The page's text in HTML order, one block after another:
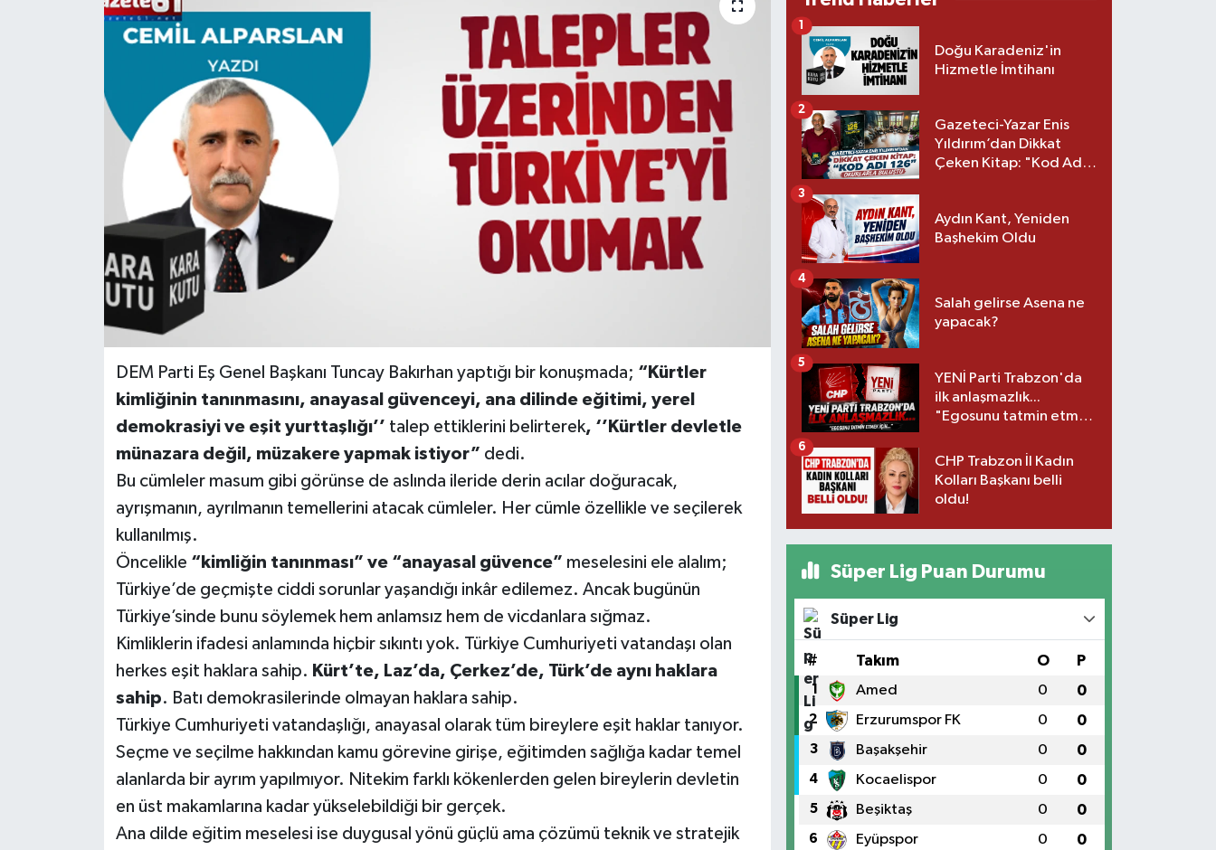
DEM Parti Eş Genel Başkanı Tuncay Bakırhan yaptığı bir konuşmada; “Kürtler
kimliğinin tanınmasını, anayasal güvenceyi, ana dilinde eğitimi, yerel
demokrasiyi ve eşit yurttaşlığı’’ talep ettiklerini belirterek, ‘’Kürtler devletle
münazara değil, müzakere yapmak istiyor” dedi.
Bu cümleler masum gibi görünse de aslında ileride derin acılar doğuracak,
ayrışmanın, ayrılmanın temellerini atacak cümleler. Her cümle özellikle ve seçilerek
kullanılmış.
Öncelikle “kimliğin tanınması” ve “anayasal güvence” meselesini ele alalım;
Türkiye’de geçmişte ciddi sorunlar yaşandığı inkâr edilemez. Ancak bugünün
Türkiye’sinde bunu söylemek hem anlamsız hem de vicdanlara sığmaz.
Kimliklerin ifadesi anlamında hiçbir sıkıntı yok. Türkiye Cumhuriyeti vatandaşı olan
herkes eşit haklara sahip. Kürt’te, Laz’da, Çerkez’de, Türk’de aynı haklara
sahip. Batı demokrasilerinde olmayan haklara sahip.
Türkiye Cumhuriyeti vatandaşlığı, anayasal olarak tüm bireylere eşit haklar tanıyor.
Seçme ve seçilme hakkından kamu görevine girişe, eğitimden sağlığa kadar temel
alanlarda bir ayrım yapılmıyor. Nitekim farklı kökenlerden gelen bireylerin devletin
en üst makamlarına kadar yükselebildiği bir gerçek.
Ana dilde eğitim meselesi ise duygusal yönü güçlü ama çözümü teknik ve stratejik
Doğu Karadeniz'in
Hizmetle İmtihanı
1
Gazeteci-Yazar Enis
Yıldırım’dan Dikkat
Çeken Kitap: "Kod Adı
2
Aydın Kant, Yeniden
Başhekim Oldu
3
Salah gelirse Asena ne
yapacak?
4
YENİ Parti Trabzon'da
ilk anlaşmazlık...
"Egosunu tatmin etmek
5
CHP Trabzon İl Kadın
Kolları Başkanı belli
oldu!
6
Süper Lig Puan Durumu
Süper Lig
# Takım O P
1 Amed 0 0
2 Erzurumspor FK 0 0
3 Başakşehir 0 0
4 Kocaelispor 0 0
5 Beşiktaş 0 0
6 Eyüpspor 0 0